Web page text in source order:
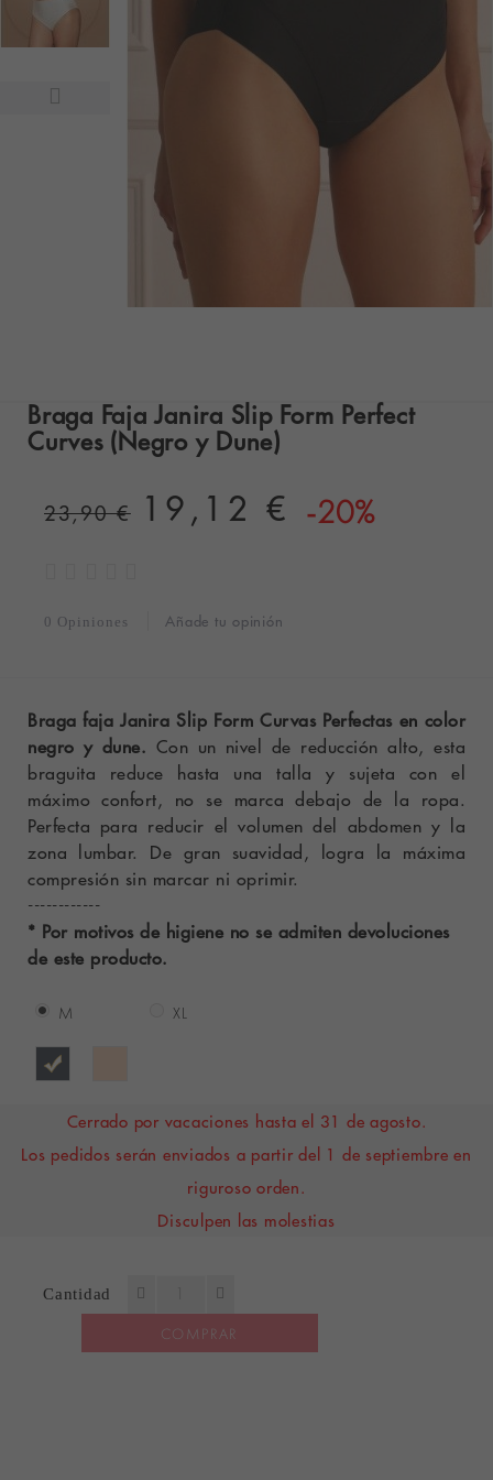
Braga Faja Janira Slip Form Perfect
Curves (Negro y Dune)
23,90 € 19,12 € -20%
0 Opiniones Añade tu opinión
Braga faja Janira Slip Form Curvas Perfectas en color
negro y dune. Con un nivel de reducción alto, esta
braguita reduce hasta una talla y sujeta con el
máximo confort, no se marca debajo de la ropa.
Perfecta para reducir el volumen del abdomen y la
zona lumbar. De gran suavidad, logra la máxima
compresión sin marcar ni oprimir.
------------
* Por motivos de higiene no se admiten devoluciones
de este producto.
M XL
Cerrado por vacaciones hasta el 31 de agosto.
Los pedidos serán enviados a partir del 1 de septiembre en
riguroso orden.
Disculpen las molestias
Cantidad
COMPRAR